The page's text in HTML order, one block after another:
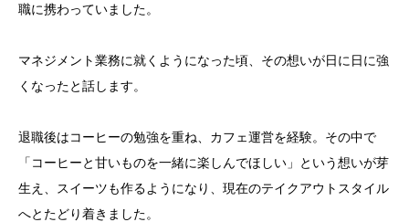
職に携わっていました。
マネジメント業務に就くようになった頃、その想いが日に日に強
くなったと話します。
退職後はコーヒーの勉強を重ね、カフェ運営を経験。その中で
「コーヒーと甘いものを一緒に楽しんでほしい」という想いが芽
生え、スイーツも作るようになり、現在のテイクアウトスタイル
へとたどり着きました。